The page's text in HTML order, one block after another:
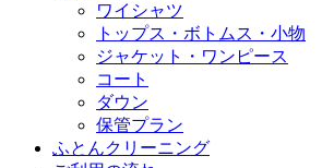
ワイシャツ
トップス・ボトムス・小物
ジャケット・ワンピース
コート
ダウン
保管プラン
ふとんクリーニング